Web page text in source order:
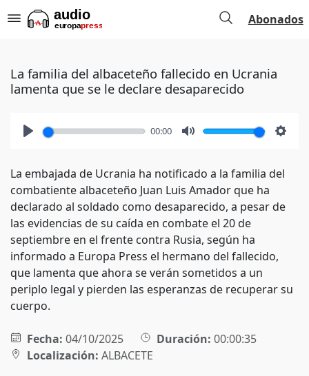
Abonados
La familia del albaceteño fallecido en Ucrania
lamenta que se le declare desaparecido
00:00
La embajada de Ucrania ha notificado a la familia del
combatiente albaceteño Juan Luis Amador que ha
declarado al soldado como desaparecido, a pesar de
las evidencias de su caída en combate el 20 de
septiembre en el frente contra Rusia, según ha
informado a Europa Press el hermano del fallecido,
que lamenta que ahora se verán sometidos a un
periplo legal y pierden las esperanzas de recuperar su
cuerpo.
Fecha: 04/10/2025 Duración: 00:00:35
Localización: ALBACETE